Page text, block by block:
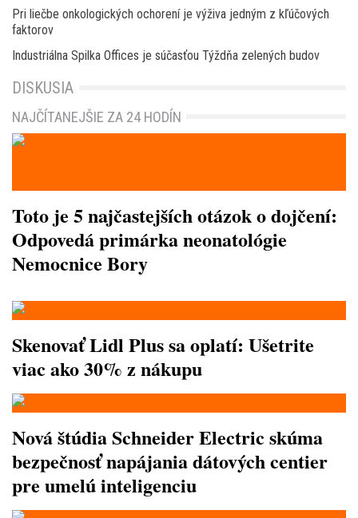
Pri liečbe onkologických ochorení je výživa jedným z kľúčových
faktorov
Industriálna Spilka Offices je súčasťou Týždňa zelených budov
DISKUSIA
NAJČÍTANEJŠIE ZA 24 HODÍN
Toto je 5 najčastejších otázok o dojčení:
Odpovedá primárka neonatológie
Nemocnice Bory
Skenovať Lidl Plus sa oplatí: Ušetrite
viac ako 30% z nákupu
Nová štúdia Schneider Electric skúma
bezpečnosť napájania dátových centier
pre umelú inteligenciu